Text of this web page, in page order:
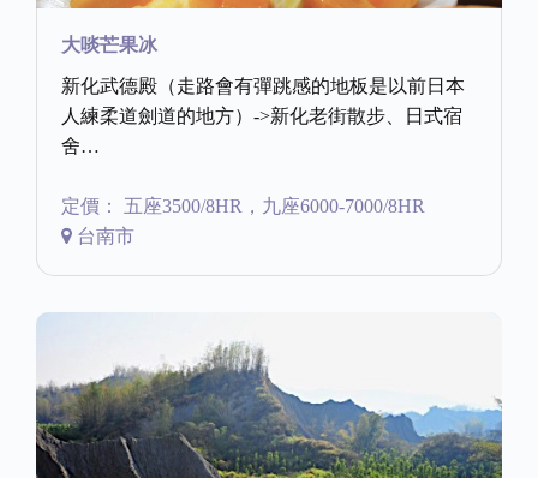
大啖芒果冰
新化武德殿（走路會有彈跳感的地板是以前日本
人練柔道劍道的地方）->新化老街散步、日式宿
舍…
定價： 五座3500/8HR，九座6000-7000/8HR
台南市